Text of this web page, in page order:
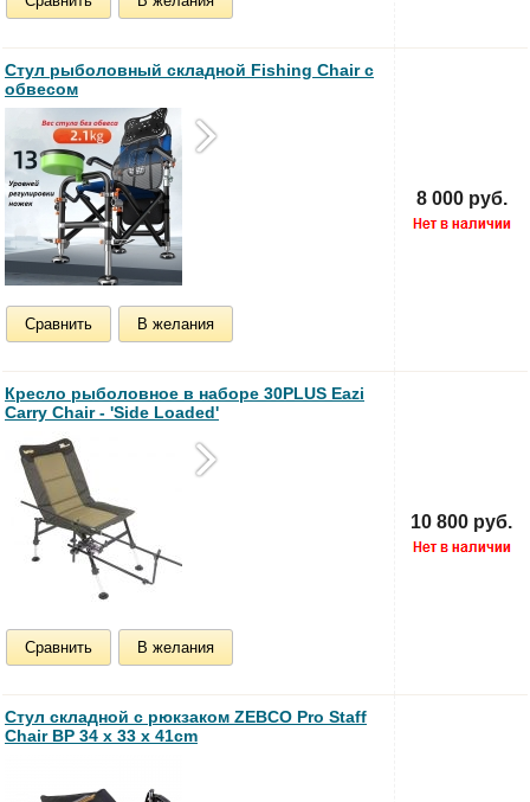
Стул рыболовный складной Fishing Chair с
обвесом
Сравнить В желания
8 000 руб.
Кресло рыболовное в наборе 30PLUS Eazi
Carry Chair - 'Side Loaded'
Сравнить В желания
10 800 руб.
Стул складной c рюкзаком ZEBCO Pro Staff
Chair BP 34 x 33 x 41cm